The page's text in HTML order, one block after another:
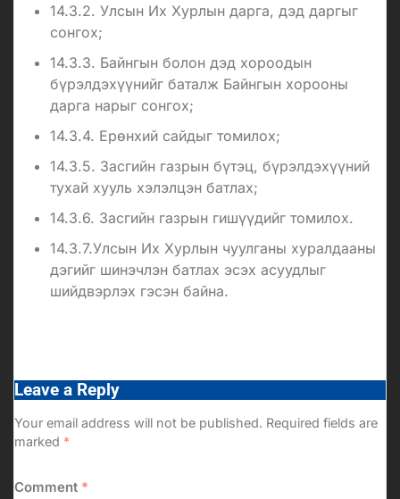
14.3.2. Улсын Их Хурлын дарга, дэд даргыг
сонгох;
14.3.3. Байнгын болон дэд хороодын
бүрэлдэхүүнийг баталж Байнгын хорооны
дарга нарыг сонгох;
14.3.4. Ерөнхий сайдыг томилох;
14.3.5. Засгийн газрын бүтэц, бүрэлдэхүүний
тухай хууль хэлэлцэн батлах;
14.3.6. Засгийн газрын гишүүдийг томилох.
14.3.7.Улсын Их Хурлын чуулганы хуралдааны
дэгийг шинэчлэн батлах эсэх асуудлыг
шийдвэрлэх гэсэн байна.
Leave a Reply
Your email address will not be published. Required fields are
marked *
Comment *